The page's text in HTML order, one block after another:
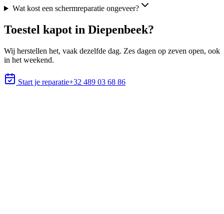
Wat kost een schermreparatie ongeveer?
Toestel kapot in Diepenbeek?
Wij herstellen het, vaak dezelfde dag. Zes dagen op zeven open, ook
in het weekend.
Start je reparatie+32 489 03 68 86